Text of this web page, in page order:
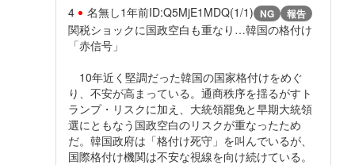
4 名無し1年前ID:Q5MjE1MDQ(1/1) NG 報告
関税ショックに国政空白も重なり…韓国の格付け
「赤信号」
10年近く堅調だった韓国の国家格付けをめぐ
り、不安が高まっている。通商秩序を揺るがすト
ランプ・リスクに加え、大統領罷免と早期大統領
選にともなう国政空白のリスクが重なったため
だ。韓国政府は「格付け死守」を叫んでいるが、
国際格付け機関は不安な視線を向け続けている。